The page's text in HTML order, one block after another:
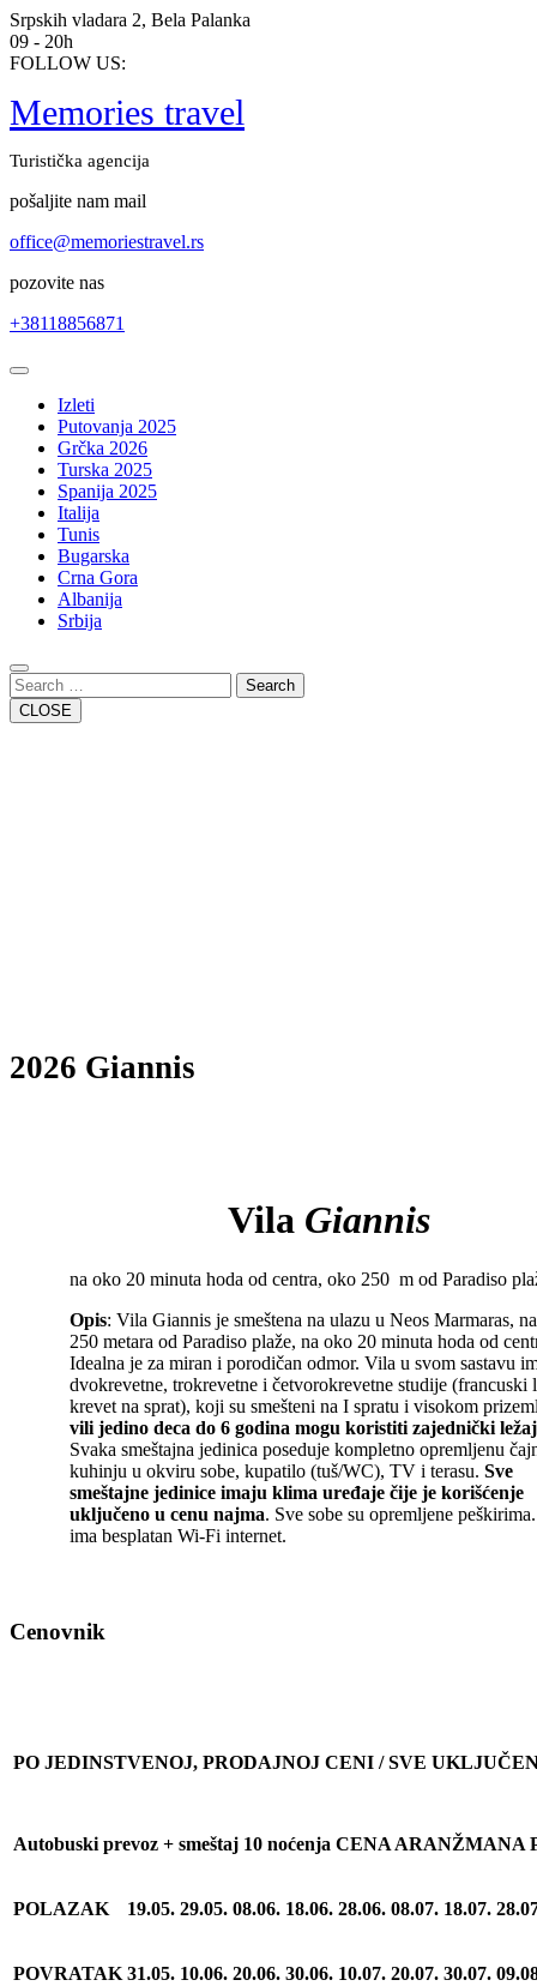
Skip
to
content
Srpskih vladara 2, Bela Palanka
09 - 20h
FOLLOW US:
Memories travel
Turistička agencija
pošaljite nam mail
office@memoriestravel.rs
pozovite nas
+38118856871
Open
ButtonIzleti
Putovanja 2025
Grčka 2026
Turska 2025
Spanija 2025
Italija
Tunis
Bugarska
Crna Gora
Albanija
Srbija
Close
Button
Search
CLOSE
2026 Giannis
Vila Giannis
na oko 20 minuta hoda od centra, oko 250 m od Paradiso
Opis: Vila Giannis je smeštena na ulazu u Neos Marmaras,
250 metara od Paradiso plaže, na oko 20 minuta hoda od
Idealna je za miran i porodičan odmor. Vila u svom sastavu
dvokrevetne, trokrevetne i četvorokrevetne studije (francuski
krevet na sprat), koji su smešteni na I spratu i visokom
vili jedino deca do 6 godina mogu koristiti zajednički ležaj
Svaka smeštajna jedinica poseduje kompletno opremljenu
kuhinju u okviru sobe, kupatilo (tuš/WC), TV i terasu. Sve
smeštajne jedinice imaju klima uređaje čije je korišćenje
uključeno u cenu najma. Sve sobe su opremljene
ima besplatan Wi-Fi internet.
Cenovnik
PO JEDINSTVENOJ, PRODAJNOJ CENI / SVE
Autobuski prevoz + smeštaj 10 noćenja CENA ARANŽMANA
POLAZAK 19.05. 29.05. 08.06. 18.06. 28.06. 08.07. 18.07.
POVRATAK 31.05. 10.06. 20.06. 30.06. 10.07. 20.07. 30.07.